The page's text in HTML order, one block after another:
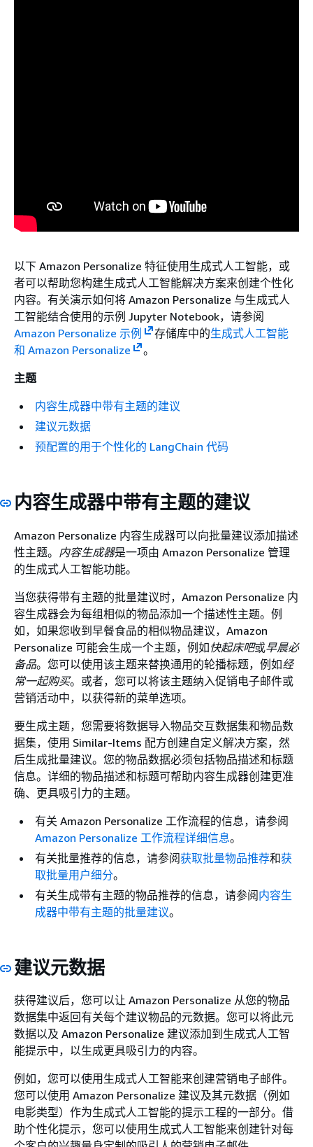
以下 Amazon Personalize 特征使用生成式人工智能，或
者可以帮助您构建生成式人工智能解决方案来创建个性化
内容。有关演示如何将 Amazon Personalize 与生成式人
工智能结合使用的示例 Jupyter Notebook，请参阅
Amazon Personalize 示例
存储库中的生成式人工智能
和 Amazon Personalize
。
主题
内容生成器中带有主题的建议
建议元数据
预配置的用于个性化的 LangChain 代码
内容生成器中带有主题的建议
Amazon Personalize 内容生成器可以向批量建议添加描述
性主题。 内容生成器是一项由 Amazon Personalize 管理
的生成式人工智能功能。
当您获得带有主题的批量建议时，Amazon Personalize 内
容生成器会为每组相似的物品添加一个描述性主题。例
如，如果您收到早餐食品的相似物品建议，Amazon
Personalize 可能会生成一个主题，例如快起床吧或早晨必
备品。您可以使用该主题来替换通用的轮播标题，例如经
常一起购买。或者，您可以将该主题纳入促销电子邮件或
营销活动中，以获得新的菜单选项。
要生成主题，您需要将数据导入物品交互数据集和物品数
据集，使用 Similar-Items 配方创建自定义解决方案，然
后生成批量建议。您的物品数据必须包括物品描述和标题
信息。详细的物品描述和标题可帮助内容生成器创建更准
确、更具吸引力的主题。
有关 Amazon Personalize 工作流程的信息，请参阅
Amazon Personalize 工作流程详细信息。
有关批量推荐的信息，请参阅获取批量物品推荐和获
取批量用户细分。
有关生成带有主题的物品推荐的信息，请参阅内容生
成器中带有主题的批量建议。
建议元数据
获得建议后，您可以让 Amazon Personalize 从您的物品
数据集中返回有关每个建议物品的元数据。您可以将此元
数据以及 Amazon Personalize 建议添加到生成式人工智
能提示中，以生成更具吸引力的内容。
例如，您可以使用生成式人工智能来创建营销电子邮件。
您可以使用 Amazon Personalize 建议及其元数据（例如
电影类型）作为生成式人工智能的提示工程的一部分。借
助个性化提示，您可以使用生成式人工智能来创建针对每